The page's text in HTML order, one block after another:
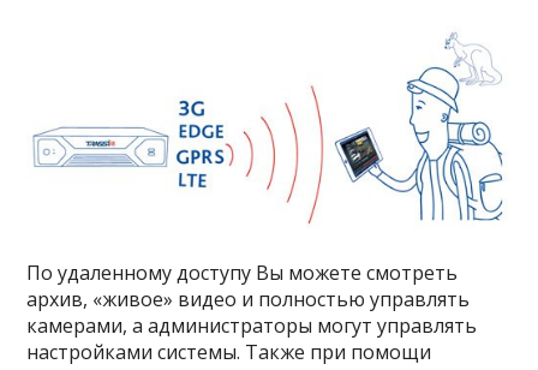
По удаленному доступу Вы можете смотреть
архив, «живое» видео и полностью управлять
камерами, а администраторы могут управлять
настройками системы. Также при помощи